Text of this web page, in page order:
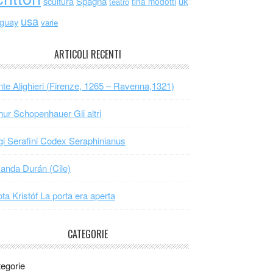
usa varie
ARTICOLI RECENTI
Alighieri (Firenze, 1265 – Ravenna,1321)
Schopenhauer Gli altri
Serafini Codex Seraphinianus
Durán (Cile)
Kristóf La porta era aperta
CATEGORIE